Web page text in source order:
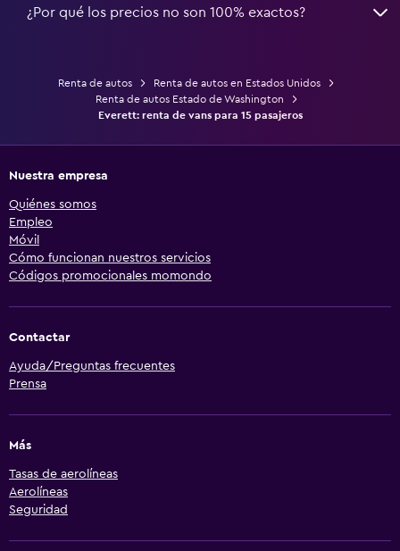
¿Por qué los precios no son 100% exactos?
Renta de autos
Renta de autos en Estados Unidos
Renta de autos Estado de Washington
Everett: renta de vans para 15 pasajeros
Nuestra empresa
Quiénes somos
Empleo
Móvil
Cómo funcionan nuestros servicios
Códigos promocionales momondo
Contactar
Ayuda/Preguntas frecuentes
Prensa
Más
Tasas de aerolíneas
Aerolíneas
Seguridad